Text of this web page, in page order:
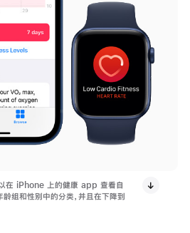
在 iPhone 上的健康 app 查看自
组和性别中的分类，并且在下降到